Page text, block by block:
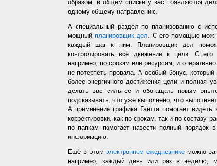
образом, в общем списке у вас появляются
одному общему направлению.
А специальный раздел по планированию с
мощный планировщик дел. С его помощью
каждый шаг к ним. Планировщик дел
контролировать всё движение к цели. С
например, по срокам или ресурсам, и
не потерпеть провала. А особый бонус,
более энергичного достижения цели и полная
делать вас сильнее и обогащать новым
подсказывать, что уже выполнено, что
А применение графика Гантта помогает
корректировки, как по срокам, так и по составу
по папкам помогает навести полный порядок
информацию.
Ещё в этомэлектронном ежедневнике можно
например, каждый день или раз в неделю,